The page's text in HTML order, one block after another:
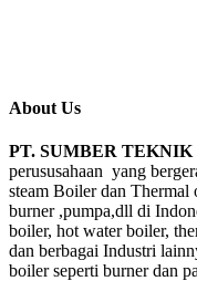
About Us
PT. SUMBER
perususahaan yang
steam Boiler dan
burner ,pumpa,dll di
boiler, hot water boiler,
dan berbagai Industri
boiler seperti burner dan